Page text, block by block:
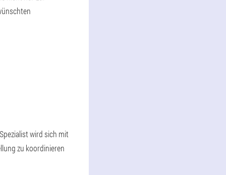
wird sich mit
zu koordinieren